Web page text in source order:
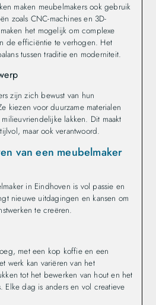
maken meubelmakers ook gebruik
zoals CNC-machines en 3D-
het mogelijk om complexe
de efficiëntie te verhogen. Het
tussen traditie en moderniteit.
zijn zich bewust van hun
kiezen voor duurzame materialen
lakken. Dit maakt
maar ook verantwoord.
van een meubelmaker
in Eindhoven is vol passie en
nieuwe uitdagingen en kansen om
te creëren.
met een kop koffie en een
werk kan variëren van het
tot het bewerken van hout en het
Elke dag is anders en vol creatieve